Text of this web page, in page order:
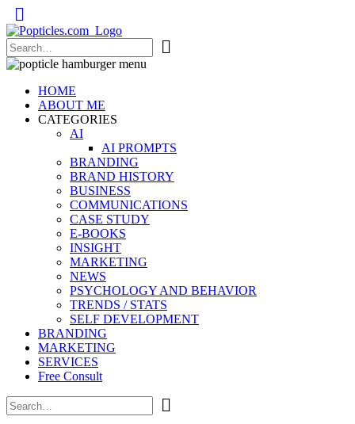
Popticles.com
HOME
ABOUT ME
CATEGORIES
AI
AI PROMPTS
BRANDING
BRAND HISTORY
BUSINESS
COMMUNICATIONS
CASE STUDY
E-BOOKS
INSIGHT
MARKETING
NEWS
PSYCHOLOGY AND BEHAVIOR
TRENDS / STATS
SELF DEVELOPMENT
BRANDING
MARKETING
SERVICES
Free Consult